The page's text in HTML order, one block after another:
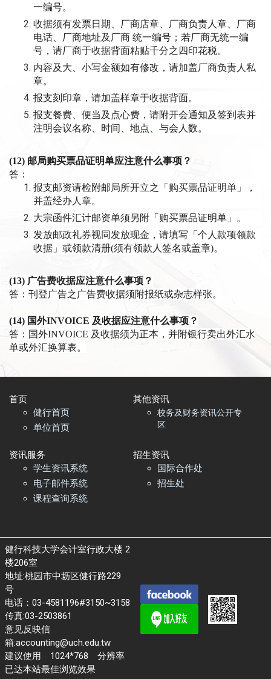
一编号。
收据须有发票日期、厂商店章、厂商负责人章、厂商
电话、厂商地址及厂商 统一编号；若厂商无统一编
号，请厂商于收据背面粘贴千分之四印花税。
内容及大、小写金额如有修改，请加盖厂商负责人私
章。
报支刻印章，请加盖样章于收据背面。
报支餐费、便当及点心费，请附开会通知及签到表并
注明会议名称、时间、地点、与会人数。
(12) 邮局购买票品证明单应注意什么事项？
答：
报支邮资请检附邮局所开立之「购买票品证明单」，
并盖经办人章。
大宗函件汇计邮资单须另附「购买票品证明单」。
发放邮政礼券视同发放现金，请填写「个人款项领款
收据」或领款清册(须有领款人签名或盖章)。
(13) 广告费收据应注意什么事项？
答：刊登广告之广告费收据须附报纸或杂志样张。
(14) 国外INVOICE 及收据应注意什么事项？
答：国外INVOICE 及收据须为正本，并附银行卖出外汇水
单或外汇换算表。
首页​
健行首页
单位首页
其他资讯
校务及财务资讯公开专
区
资讯服务
学生资讯系统
电子邮件系统
课程查询系统
招生资讯
国际合作处
招生处
健行科技大学会计室行政大楼 2
楼206室
地址:桃园市中坜区健行路229
号
电话：03-4581196#3150~3158
传真:03-2503861
意见反映信
箱:accounting@uch.edu.tw
建议使用 1024*768 分辨率
已达本站最佳浏览效果